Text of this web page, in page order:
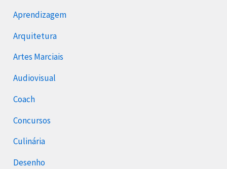
Aprendizagem
Arquitetura
Artes Marciais
Audiovisual
Coach
Concursos
Culinária
Desenho